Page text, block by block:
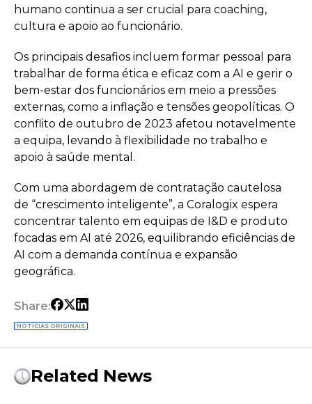
humano continua a ser crucial para coaching,
cultura e apoio ao funcionário.
Os principais desafios incluem formar pessoal para
trabalhar de forma ética e eficaz com a AI e gerir o
bem-estar dos funcionários em meio a pressões
externas, como a inflação e tensões geopolíticas. O
conflito de outubro de 2023 afetou notavelmente
a equipa, levando à flexibilidade no trabalho e
apoio à saúde mental.
Com uma abordagem de contratação cautelosa
de “crescimento inteligente”, a Coralogix espera
concentrar talento em equipas de I&D e produto
focadas em AI até 2026, equilibrando eficiências de
AI com a demanda contínua e expansão
geográfica.
Share:
NOTÍCIAS ORIGINAIS
Related News